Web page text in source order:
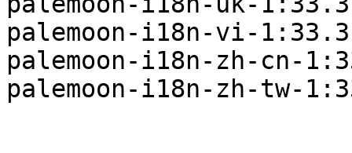
palemoon-i18n-vi-
palemoon-i18n-zh-cn-
palemoon-i18n-zh-tw-